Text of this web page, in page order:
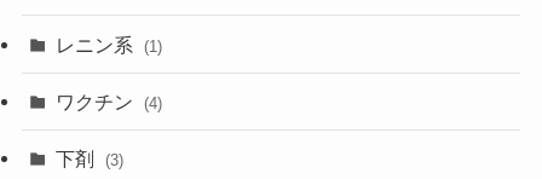
レニン系 (1)
ワクチン (4)
下剤 (3)